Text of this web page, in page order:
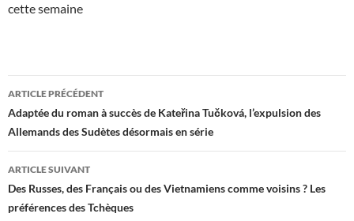
cette semaine
Navigation
des
articles
ARTICLE PRÉCÉDENT
Adaptée du roman à succès de Kateřina Tučková, l’expulsion des
Allemands des Sudètes désormais en série
ARTICLE SUIVANT
Des Russes, des Français ou des Vietnamiens comme voisins ? Les
préférences des Tchèques